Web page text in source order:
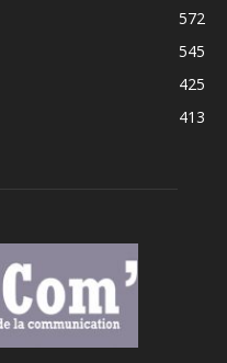
572
545
425
413